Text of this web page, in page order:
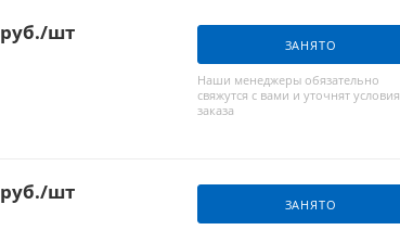
руб./шт
ЗАНЯТО
Наши менеджеры обязательно
свяжутся с вами и уточнят условия
заказа
руб./шт
ЗАНЯТО